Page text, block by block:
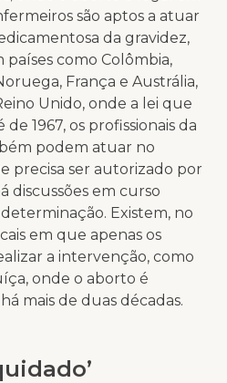
são aptos a atuar
da gravidez,
como Colômbia,
França e Austrália,
Unido, onde a lei que
1967, os profissionais da
podem atuar no
precisa ser autorizado por
discussões em curso
Existem, no
em que apenas os
a intervenção, como
onde o aborto é
mais de duas décadas.